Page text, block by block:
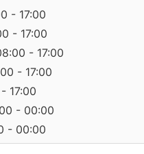
- 17:00
- 17:00
- 17:00
- 17:00
17:00
- 00:00
- 00:00